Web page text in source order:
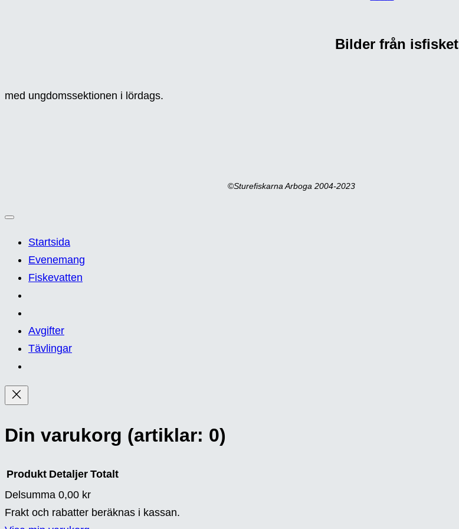
Bilder från isfisket
med ungdomssektionen i lördags.
©Sturefiskarna Arboga 2004-2023
Startsida
Evenemang
Fiskevatten
Avgifter
Tävlingar
Din varukorg (artiklar: 0)
Produkter
Produkt Detaljer Totalt
Delsumma 0,00 kr
Frakt och rabatter beräknas i kassan.